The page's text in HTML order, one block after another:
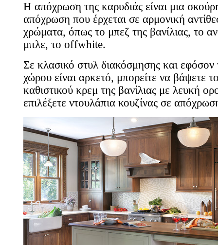
Η απόχρωση της καρυδιάς είναι μια
απόχρωση που έρχεται σε αρμονική
χρώματα, όπως το μπεζ της βανίλιας, το
μπλε, το offwhite.
Σε κλασικό στυλ διακόσμησης και εφόσον
χώρου είναι αρκετό, μπορείτε να βάψετε
καθιστικού κρεμ της βανίλιας με λευκή
επιλέξετε ντουλάπια κουζίνας σε